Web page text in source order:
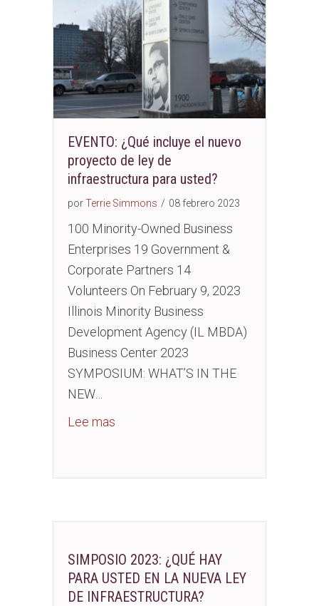
EVENTO: ¿Qué incluye el nuevo
proyecto de ley de
infraestructura para usted?
porTerrie Simmons / 08 febrero 2023
100 Minority-Owned Business
Enterprises 19 Government &
Corporate Partners 14
Volunteers On February 9, 2023
Illinois Minority Business
Development Agency (IL MBDA)
Business Center 2023
SYMPOSIUM: WHAT’S IN THE
NEW…
Lee mas
SIMPOSIO 2023: ¿QUÉ HAY
PARA USTED EN LA NUEVA LEY
DE INFRAESTRUCTURA?